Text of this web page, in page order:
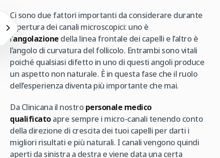
Ci sono due fattori importanti da considerare durante
l’apertura dei canali microscopici: uno è
l’angolazione della linea frontale dei capelli e l’altro è
l’angolo di curvatura del follicolo. Entrambi sono vitali
poiché qualsiasi difetto in uno di questi angoli produce
un aspetto non naturale. È in questa fase che il ruolo
dell’esperienza diventa più importante che mai.
Da Clinicana il nostro personale medico
qualificatoapre sempre i micro-canali tenendo conto
della direzione di crescita dei tuoi capelli per darti i
migliori risultati e più naturali. I canali vengono quindi
aperti da sinistra a destra e viene data una certa